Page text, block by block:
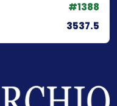
#1388
3537.5